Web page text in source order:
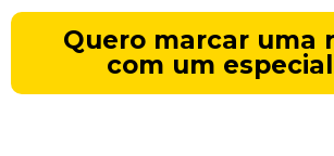
Quero marcar uma
com um